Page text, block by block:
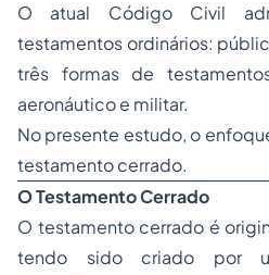
O atual Código Civil
testamentos ordinários:
três formas de
aeronáutico e militar.
No presente estudo, o
testamento cerrado.
O Testamento Cerrado
O testamento cerrado é
tendo sido criado por